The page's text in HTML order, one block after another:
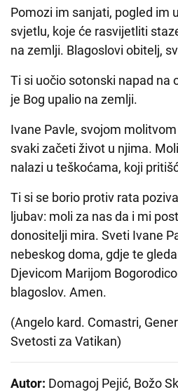
Pomozi im sanjati, pogled im
svjetlu, koje će rasvijetliti
na zemlji. Blagoslovi obitelj,
Ti si uočio sotonski napad na
je Bog upalio na zemlji.
Ivane Pavle, svojom
svaki začeti život u njima.
nalazi u teškoćama, koji
Ti si se borio protiv rata
ljubav: moli za nas da i mi
donositelji mira. Sveti Ivane
nebeskog doma, gdje te
Djevicom Marijom
blagoslov. Amen.
(Angelo kard. Comastri,
Svetosti za Vatikan)
Autor: Domagoj Pejić, Božo